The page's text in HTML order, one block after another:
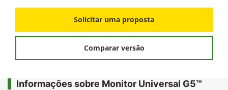
Solicitar uma proposta
Comparar versão
Informações sobre Monitor Universal G5™